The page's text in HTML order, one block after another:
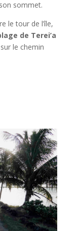
sommet.
le tour de l’île,
de Terei’a
le chemin